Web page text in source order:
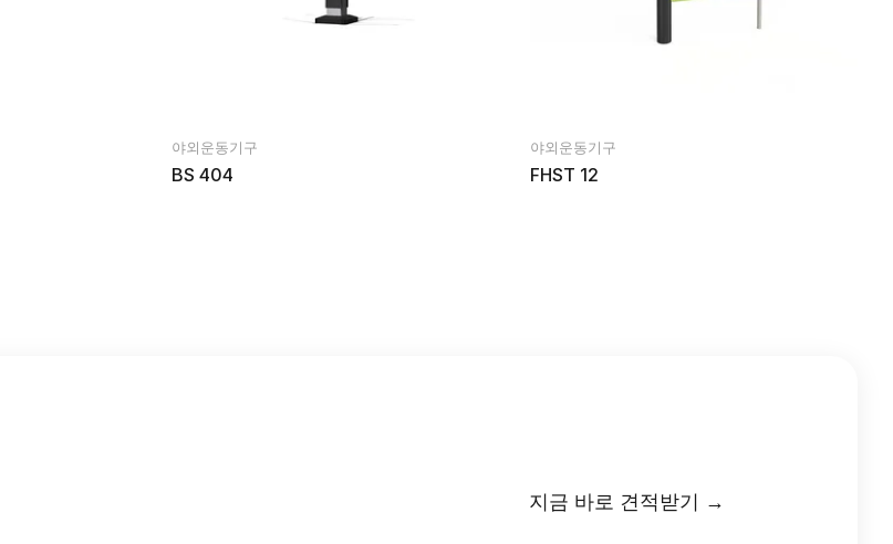
야외운동기구
BS 404
야외운동기구
FHST 12
지금 바로 견적받기 →